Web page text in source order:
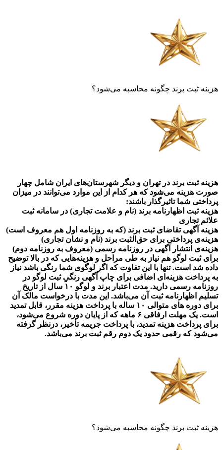
هزینه ثبت برند چگونه محاسبه می‌شود؟
هزینه ثبت برند در تهران و دیگر شهرستان‌های ایران شامل چهار
صورت هزینه می‌شود که هر کدام از این موارد می‌توانند در میزان
پرداختی شما تاثیرگذار باشند:
هزینه ثبت اظهارنامه برند (نام و علامت تجاری) در سامانه ثبت
علائم تجاری
هزینه آگهی تقاضای ثبت برند (که به روزنامه اول هم معروف است)
هزینه‌ی پرداختی برای حق‌الثبت برند (نام و نشان تجاری)
هزینه‌ی انتشار آگهی در روزنامه رسمی (معروف به روزنامه دوم)
برای ثبت لوگو هم نیاز به طی مراحل و هزینه‌هایی که در بالا توضیح
داده شد است. تنها با این تفاوت که اگر لوگوی شما رنگی باشد نیاز
به پرداخت هزینه‌ای اضافی برای چاپ آگهی رنگیِ ثبت لوگو در
روزنامه رسمی دارید. مدت اعتبار برند و لوگو ۱۰ سال از تاریخ
تسلیم اظهارنامه ثبت آن می‌باشد. این مدت با درخواست مالک آن
برای دوره‌ های متوالی ۱۰ ساله با پرداخت هزینه مقرر، قابل تمدید
است‌. یک مهلت ارفاقی ۶ ماهه که از پایان دوره شروع می‌شود،
برای پرداخت هزینه تمدید، با پرداخت جریمه تأخیر، درنظر گرفته
می‌شود که رقمی حدود یک دوم رقم ثبت برند می‌باشد.
هزینه ثبت برند چگونه محاسبه می‌شود؟